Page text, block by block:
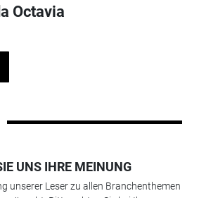
Octavia
UNS IHRE MEINUNG
unserer Leser zu allen Branchenthemen